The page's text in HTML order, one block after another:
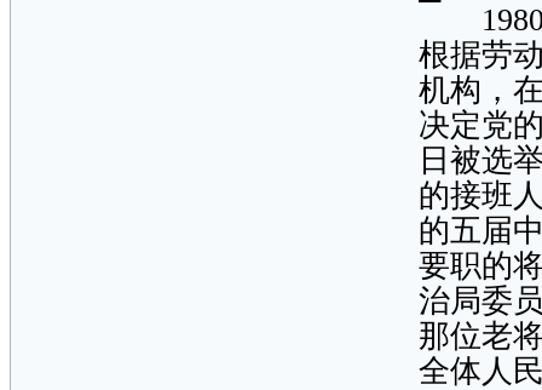
1980
根据劳
机构，
决定党
日被选
的接班
的五届
要职的
治局委
那位老
全体人